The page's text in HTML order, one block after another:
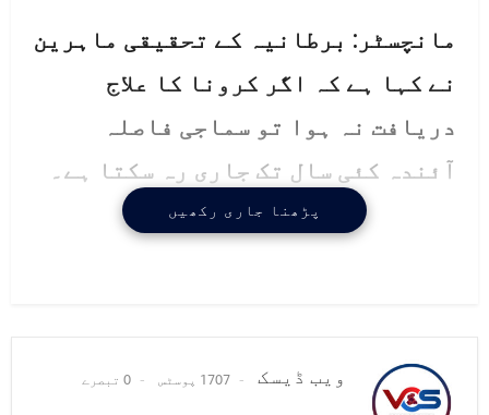
مانچسٹر: برطانیہ کے تحقیقی ماہرین
نے کہا ہے کہ اگر کرونا کا علاج
دریافت نہ ہوا تو سماجی فاصلہ
آئندہ کئی سال تک جاری رہ سکتا ہے۔
برطانوی ماہرین نے کرونا وائرس کی
جانب سے نافذ کیے جانے والے حفاظتی
اقدامات کا تفصیلی جائزہ لیا گیا۔
پڑھنا جاری رکھیں
ویب ڈیسک 1707 پوسٹس 0 تبصرے